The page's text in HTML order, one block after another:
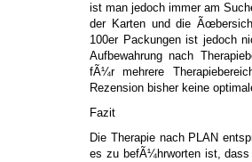
ist man jedoch immer am
der Karten und die
100er Packungen ist jedoch
Aufbewahrung nach
fÃ¼r mehrere
Rezension bisher keine
Fazit
Die Therapie nach PLAN
es zu befÃ¼hrworten ist, dass